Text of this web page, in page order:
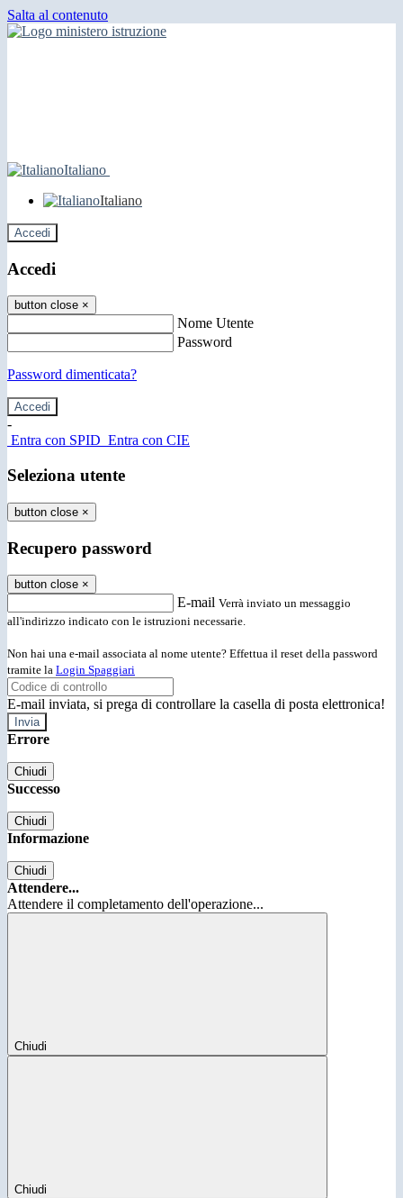
Salta al contenuto
Italiano
Italiano
Accedi
Accedi
button close ×
Nome Utente
Password
Password dimenticata?
-
Entra con SPID Entra con CIE
Seleziona utente
button close ×
Recupero password
button close ×
E-mail Verrà inviato un messaggio
all'indirizzo indicato con le istruzioni necessarie.
Non hai una e-mail associata al nome utente? Effettua il reset della password
tramite la Login Spaggiari
E-mail inviata, si prega di controllare la casella di posta elettronica!
Errore
Chiudi
Successo
Chiudi
Informazione
Chiudi
Attendere...
Attendere il completamento dell'operazione...
Chiudi
Chiudi